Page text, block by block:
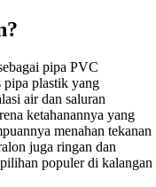
pipa PVC
plastik yang
air dan saluran
ketahanannya yang
menahan tekanan
juga ringan dan
populer di kalangan